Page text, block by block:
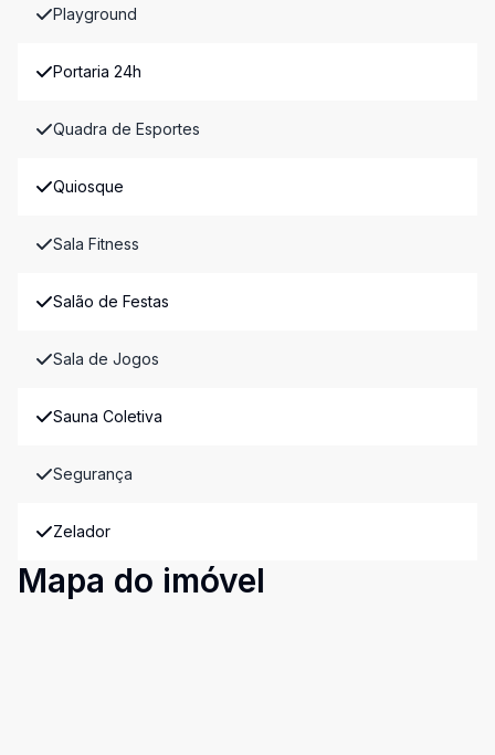
Playground
Portaria 24h
Quadra de Esportes
Quiosque
Sala Fitness
Salão de Festas
Sala de Jogos
Sauna Coletiva
Segurança
Zelador
Mapa do imóvel